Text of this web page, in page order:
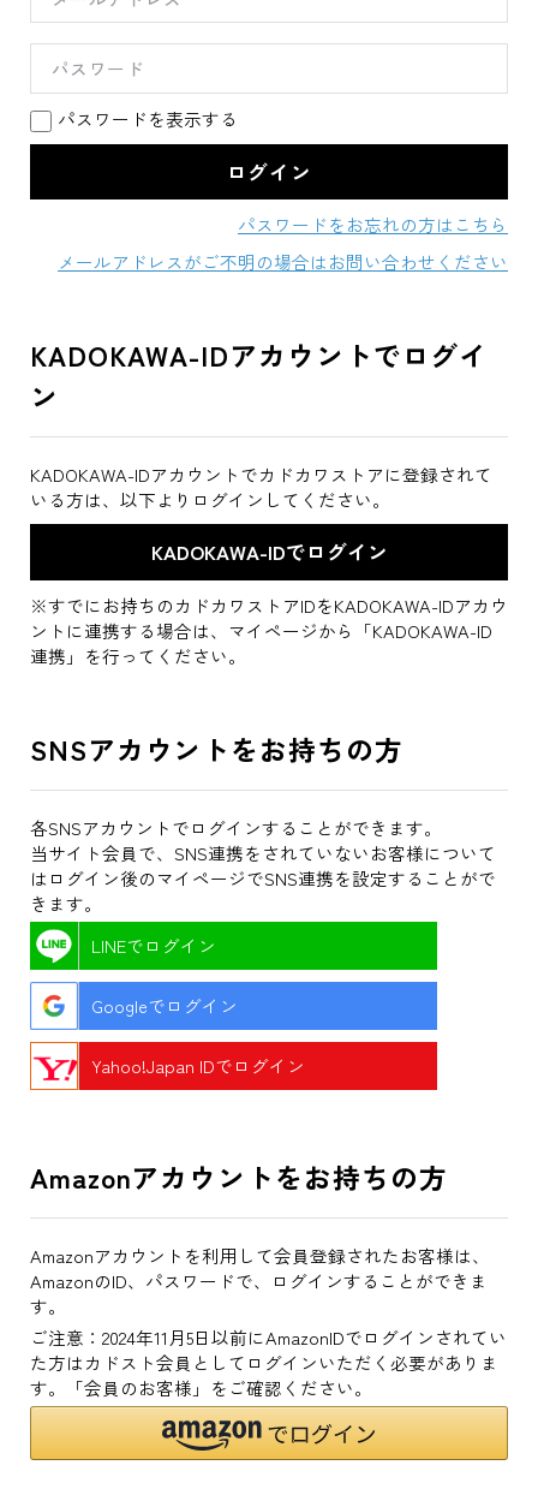
パスワードを表示する
パスワードをお忘れの方はこちら
メールアドレスがご不明の場合はお問い合わせください
KADOKAWA-IDアカウントでログイ
ン
KADOKAWA-IDアカウントでカドカワストアに登録されて
いる方は、以下よりログインしてください。
※すでにお持ちのカドカワストアIDをKADOKAWA-IDアカウ
ントに連携する場合は、マイページから「KADOKAWA-ID
連携」を行ってください。
SNSアカウントをお持ちの方
各SNSアカウントでログインすることができます。
当サイト会員で、SNS連携をされていないお客様について
はログイン後のマイページでSNS連携を設定することがで
きます。
LINEでログイン
Googleでログイン
Yahoo!Japan IDでログイン
Amazonアカウントをお持ちの方
Amazonアカウントを利用して会員登録されたお客様は、
AmazonのID、パスワードで、ログインすることができま
す。
ご注意：2024年11月5日以前にAmazonIDでログインされてい
た方はカドスト会員としてログインいただく必要がありま
す。「会員のお客様」をご確認ください。